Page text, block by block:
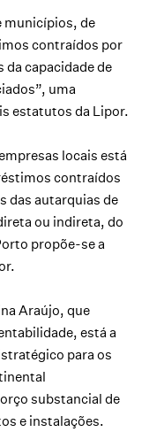
municípios, de
contraídos por
capacidade de
uma
estatutos da Lipor.
locais está
contraídos
das autarquias de
ou indireta, do
propõe-se a
Araújo, que
está a
para os
substancial de
e instalações.